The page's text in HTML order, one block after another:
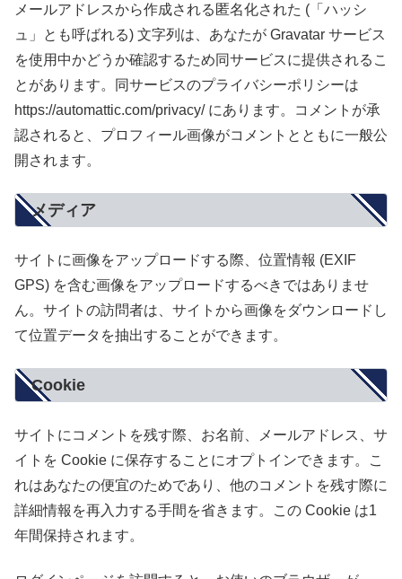
メールアドレスから作成される匿名化された (「ハッシ
ュ」とも呼ばれる) 文字列は、あなたが Gravatar サービス
を使用中かどうか確認するため同サービスに提供されるこ
とがあります。同サービスのプライバシーポリシーは
https://automattic.com/privacy/ にあります。コメントが承
認されると、プロフィール画像がコメントとともに一般公
開されます。
メディア
サイトに画像をアップロードする際、位置情報 (EXIF
GPS) を含む画像をアップロードするべきではありませ
ん。サイトの訪問者は、サイトから画像をダウンロードし
て位置データを抽出することができます。
Cookie
サイトにコメントを残す際、お名前、メールアドレス、サ
イトを Cookie に保存することにオプトインできます。こ
れはあなたの便宜のためであり、他のコメントを残す際に
詳細情報を再入力する手間を省きます。この Cookie は1
年間保持されます。